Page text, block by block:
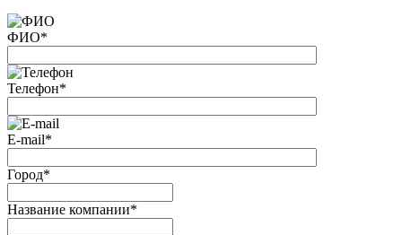
ФИО*
Телефон*
E-mail*
Город*
Название компании*